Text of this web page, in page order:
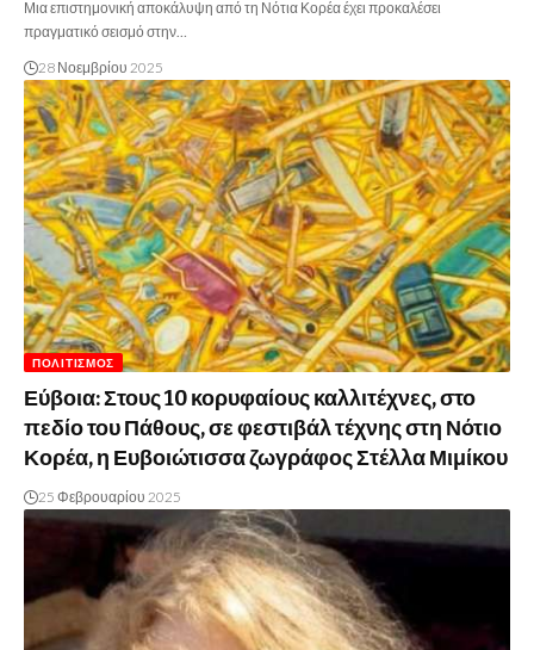
Μια επιστημονική αποκάλυψη από τη Νότια Κορέα έχει προκαλέσει
πραγματικό σεισμό στην…
28 Νοεμβρίου 2025
ΠΟΛΙΤΙΣΜΌΣ
Εύβοια: Στους 10 κορυφαίους καλλιτέχνες, στο
πεδίο του Πάθους, σε φεστιβάλ τέχνης στη Νότιο
Κορέα, η Ευβοιώτισσα ζωγράφος Στέλλα Μιμίκου
25 Φεβρουαρίου 2025